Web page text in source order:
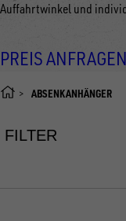
Auffahrtwinkel und
PREIS ANFRAGEN
ABSENKANHÄNGER
FILTER